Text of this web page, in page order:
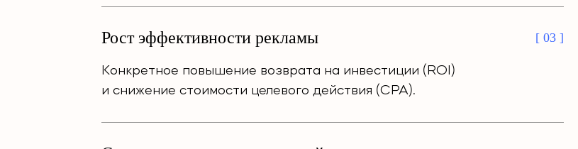
Рост эффективности рекламы
Конкретное повышение возврата на инвестиции (ROI)
и снижение стоимости целевого действия (CPA).
[ 03 ]